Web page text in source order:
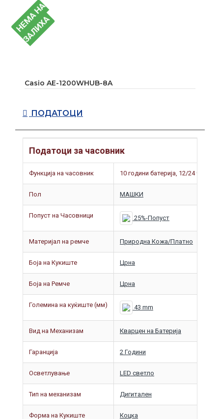
Н
Е
М
А
Н
А
З
А
Л
И
Х
А
Casio AE-1200WHUB-8A
ПОДАТОЦИ
Податоци за часовник
Функција на часовник 10 години батерија, 12/24 часа,
Пол МАШКИ
Попуст на Часовници 25%-Попуст
Материјал на ремче Природна Кожа/Платно
Боја на Кукиште Црна
Боја на Ремче Црна
Големина на куќиште (мм) 43 mm
Вид на Механизам Кварцен на Батерија
Гаранција 2 Години
Осветлување LED светло
Тип на механизам Дигитален
Форма на Кукиште Коцка